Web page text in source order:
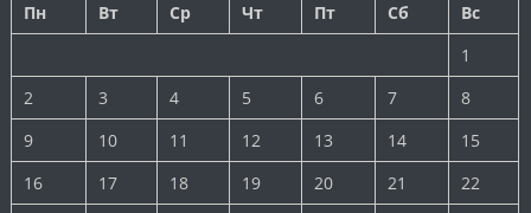
Пн
Вт Ср Чт Пт Сб
Вс
1
2
3 4 5 6 7
8
9
10 11 12 13 14
15
16
17 18 19 20 21
22